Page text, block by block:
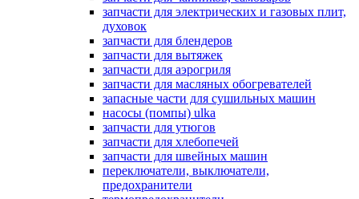
запчасти для электрических и газовых плит,
духовок
запчасти для блендеров
запчасти для вытяжек
запчасти для аэрогриля
запчасти для масляных обогревателей
запасные части для сушильных машин
насосы (помпы) ulka
запчасти для утюгов
запчасти для хлебопечей
запчасти для швейных машин
переключатели, выключатели,
предохранители